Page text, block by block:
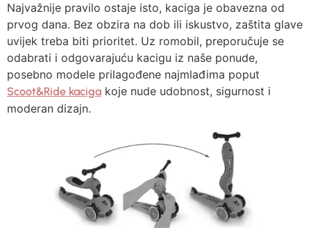
Najvažnije pravilo ostaje isto, kaciga je obavezna od
prvog dana. Bez obzira na dob ili iskustvo, zaštita glave
uvijek treba biti prioritet. Uz romobil, preporučuje se
odabrati i odgovarajuću kacigu iz naše ponude,
posebno modele prilagođene najmlađima poput
Scoot&Ride kaciga koje nude udobnost, sigurnost i
moderan dizajn.